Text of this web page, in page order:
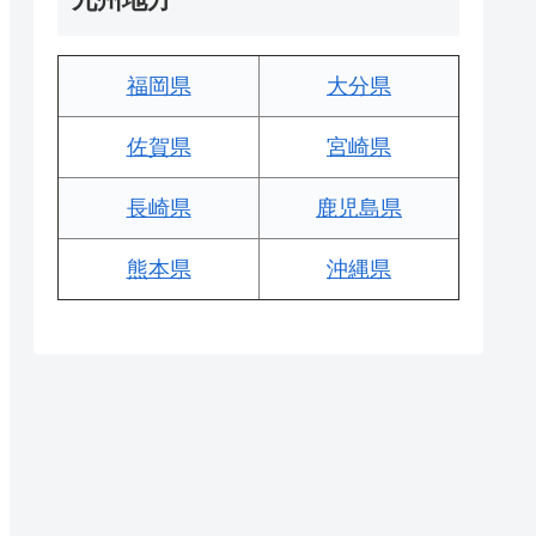
福岡県 大分県
佐賀県 宮崎県
長崎県 鹿児島県
熊本県 沖縄県